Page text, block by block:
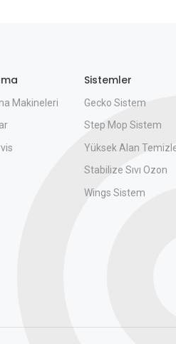
Makineleri
Sistemler
Gecko Sistem
Step Mop Sistem
Yüksek Alan
Stabilize Sıvı Ozon
Wings Sistem